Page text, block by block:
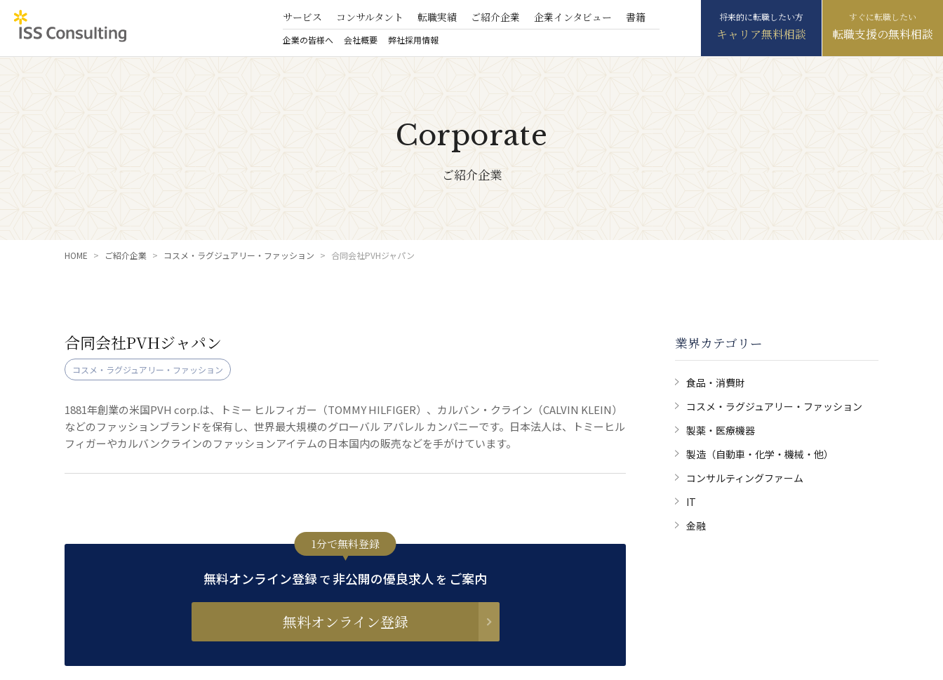
サービス コンサルタント 転職実績 ご紹介企業 企業インタビュー 書籍
企業の皆様へ 会社概要 弊社採用情報 キャリア無料相談 転職支援の無料相談
Corporate
ご紹介企業
HOME ご紹介企業 コスメ・ラグジュアリー・ファッション 合同会社PVHジャパン
合同会社PVHジャパン
コスメ・ラグジュアリー・ファッション
1881年創業の米国PVH corp.は、トミー ヒルフィガー（TOMMY HILFIGER）、カルバン・クライン（CALVIN KLEIN）
などのファッションブランドを保有し、世界最大規模のグローバル アパレル カンパニーです。日本法人は、トミーヒル
フィガーやカルバンクラインのファッションアイテムの日本国内の販売などを手がけています。
1分で無料登録
無料オンライン登録で非公開の優良求人 を ご案内
無料オンライン登録
業界カテゴリー
食品・消費財
コスメ・ラグジュアリー・ファッション
製薬・医療機器
製造（自動車・化学・機械・他）
コンサルティングファーム
IT
金融